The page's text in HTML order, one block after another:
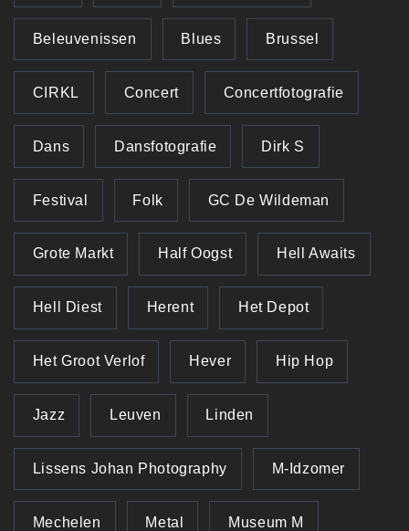
Beleuvenissen Blues Brussel
CIRKL Concert Concertfotografie
Dans Dansfotografie Dirk S
Festival Folk GC De Wildeman
Grote Markt Half Oogst Hell Awaits
Hell Diest Herent Het Depot
Het Groot Verlof Hever Hip Hop
Jazz Leuven Linden
Lissens Johan Photography M-Idzomer
Mechelen Metal Museum M